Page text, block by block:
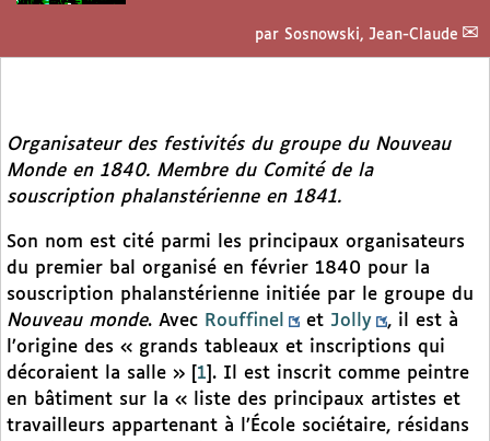
par Sosnowski, Jean-Claude
Organisateur des festivités du groupe du Nouveau
Mondeen 1840. Membre du Comité de la
souscription phalanstérienne en 1841.
Son nom est cité parmi les principaux organisateurs
du premier bal organisé en février 1840 pour la
souscription phalanstérienne initiée par le groupe du
Nouveau monde. Avec Rouffinel et Jolly
, il est à
l’origine des « grands tableaux et inscriptions qui
décoraient la salle »
1 . Il est inscrit comme peintre
en bâtiment sur la « liste des principaux artistes et
travailleurs appartenant à l’École sociétaire, résidans